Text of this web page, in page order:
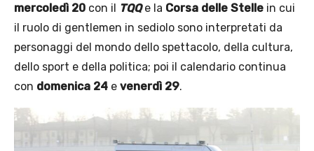
mercoledì 20 con il TQQe la Corsa delle Stelle in cui
il ruolo di gentlemen in sediolo sono interpretati da
personaggi del mondo dello spettacolo, della cultura,
dello sport e della politica; poi il calendario continua
con domenica 24 e venerdì 29.